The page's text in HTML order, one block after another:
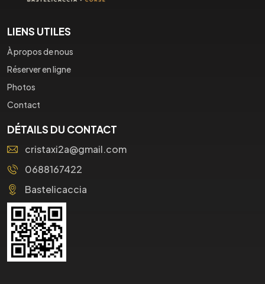
LIENS UTILES
À propos de nous
Réserver en ligne
Photos
Contact
DÉTAILS DU CONTACT
cristaxi2a@gmail.com
0688167422
Bastelicaccia